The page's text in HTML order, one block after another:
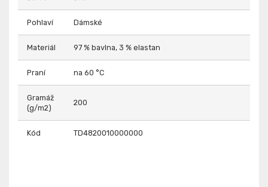
Pohlaví Dámské
Materiál 97 % bavlna, 3 % elastan
Praní na 60 °C
Gramáž
(g/m2)
200
Kód TD4820010000000